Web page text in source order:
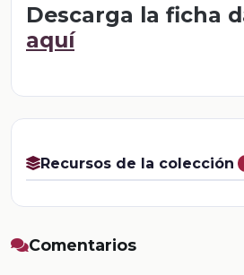
Descarga la ficha
aquí
Recursos de la colección
Comentarios